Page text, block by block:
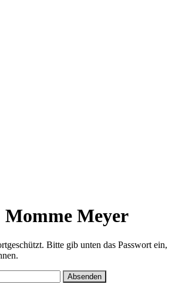
Momme Meyer
Bitte gib unten das Passwort ein,